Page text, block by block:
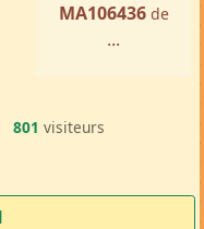
MA106436 de
...
801 visiteurs